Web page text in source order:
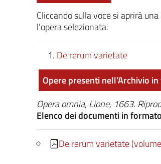
Cliccando sulla voce si aprirà
l'opera selezionata.
De rerum varietate
Opere presenti nell’Archivio
Opera omnia, Lione, 1663.
Elenco dei documenti in
De rerum varietate